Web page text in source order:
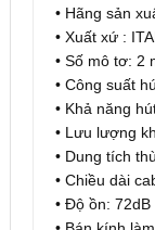
• Hãng sản
• Xuất xứ :
• Số mô tơ: 2
• Công suất
• Khả năng
• Lưu lượng
• Dung tích
• Chiều dài
• Độ ồn: 72dB